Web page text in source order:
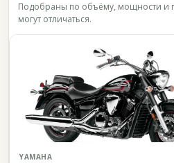
Подобраны по объёму, мощности и
могут отличаться.
YAMAHA